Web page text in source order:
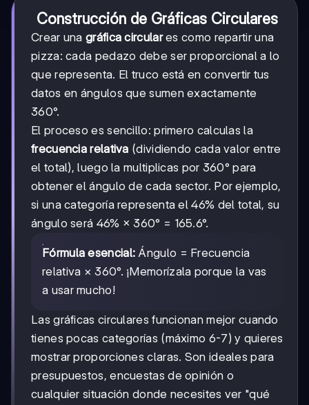
Construcción de Gráficas Circulares
Crear una gráfica circulares como repartir una
pizza: cada pedazo debe ser proporcional a lo
que representa. El truco está en convertir tus
datos en ángulos que sumen exactamente
360°.
El proceso es sencillo: primero calculas la
frecuencia relativa (dividiendo cada valor entre
el total), luego la multiplicas por 360° para
obtener el ángulo de cada sector. Por ejemplo,
si una categoría representa el 46% del total, su
ángulo será 46% × 360° = 165.6°.
Fórmula esencial: Ángulo = Frecuencia
relativa × 360°. ¡Memorízala porque la vas
a usar mucho!
Las gráficas circulares funcionan mejor cuando
tienes pocas categorías (máximo 6-7) y quieres
mostrar proporciones claras. Son ideales para
presupuestos, encuestas de opinión o
cualquier situación donde necesites ver "qué